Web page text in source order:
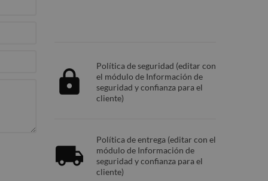
Política de seguridad (editar con
el módulo de Información de
seguridad y confianza para el
cliente)
Política de entrega (editar con el
módulo de Información de
seguridad y confianza para el
cliente)